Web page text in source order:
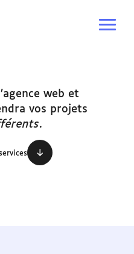
web et
vos projets
.